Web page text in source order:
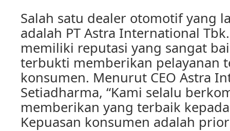
Salah satu dealer otomotif yang
adalah PT Astra International
memiliki reputasi yang sangat
terbukti memberikan pelayanan
konsumen. Menurut CEO Astra
Setiadharma, “Kami selalu
memberikan yang terbaik
Kepuasan konsumen adalah